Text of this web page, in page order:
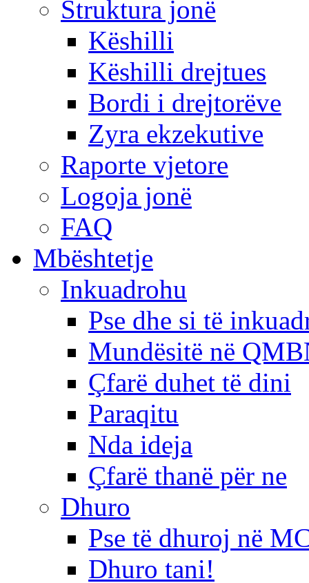
Struktura jonë
Këshilli
Këshilli drejtues
Bordi i drejtorëve
Zyra ekzekutive
Raporte vjetore
Logoja jonë
FAQ
Mbështetje
Inkuadrohu
Pse dhe si të
Mundësitë në
Çfarë duhet të dini
Paraqitu
Nda ideja
Çfarë thanë për ne
Dhuro
Pse të dhuroj në
Dhuro tani!